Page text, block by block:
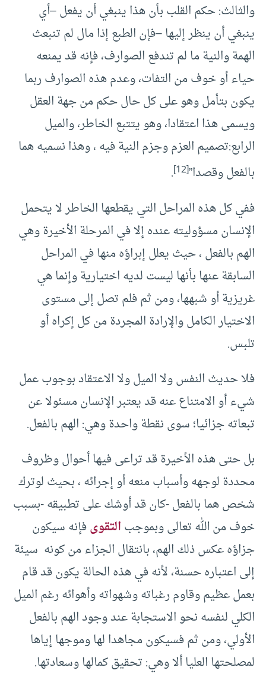
والثالث: حكم القلب بأن هذا ينبغي أن يفعل –أي
ينبغي أن ينظر إليها –فإن الطبع إذا مال لم تنبعث
الهمة والنية ما لم تندفع الصوارف، فإنه قد يمنعه
حياء أو خوف من التفات، وعدم هذه الصوارف ربما
يكون بتأمل وهو على كل حال حكم من جهة العقل
ويسمى هذا اعتقادا، وهو يتتبع الخاطر، والميل
الرابع:تصميم العزم وجزم النية فيه ، وهذا نسميه هما
بالفعل وقصدا”[12]
.
ففي كل هذه المراحل التي يقطعها الخاطر لا يتحمل
الإنسان مسؤوليته عنده إلا في المرحلة الأخيرة وهي
الهم بالفعل ، حيث يعلل إبراؤه منها في المراحل
السابقة عنها بأنها ليست لديه اختيارية وإنما هي
غريزية أو شبهها، ومن ثم فلم تصل إلى مستوى
الاختيار الكامل والإرادة المجردة من كل إكراه أو
تلبس.
فلا حديث النفس ولا الميل ولا الاعتقاد بوجوب عمل
شيء أو الامتناع عنه قد يعتبر الإنسان مسئولا عن
تبعاته جزائيا؛ سوى نقطة واحدة وهي: الهم بالفعل.
بل حتى هذه الأخيرة قد تراعى فيها أحوال وظروف
محددة لوجهه وأسباب منعه أو إجرائه ، بحيث لوترك
شخص هما بالفعل -كان قد أوشك على تطبيقه -بسبب
خوف من الله تعالى وبموجبالتقوىفإنه سيكون
جزاؤه عكس ذلك الهم، بانتقال الجزاء من كونه سيئة
إلى اعتباره حسنة، لأنه في هذه الحالة يكون قد قام
بعمل عظيم وقاوم رغباته وشهواته وأهوائه رغم الميل
الكلي لنفسه نحو الاستجابة عند وجود الهم بالفعل
الأولي، ومن ثم فسيكون مجاهدا لها وموجها إياها
لمصلحتها العليا ألا وهي: تحقيق كمالها وسعادتها.